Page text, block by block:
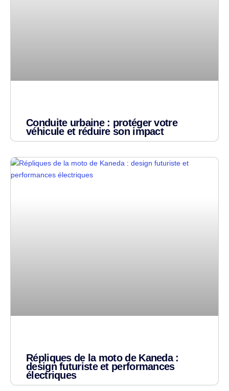
Conduite urbaine : protéger votre
véhicule et réduire son impact
Répliques de la moto de Kaneda :
design futuriste et performances
électriques